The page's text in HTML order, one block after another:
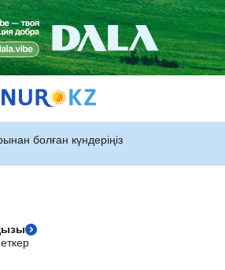
болған күндеріңіз